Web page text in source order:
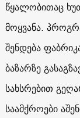
წყალობითაც
მოყვანა.
შენდება
ბაზარზე
სახსრებით
საამქროები